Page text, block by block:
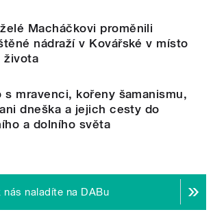
Macháčkovi proměnili
nádraží v Kovářské v místo
života
s mravenci, kořeny šamanismu,
dneška a jejich cesty do
a dolního světa
nás naladíte na DABu